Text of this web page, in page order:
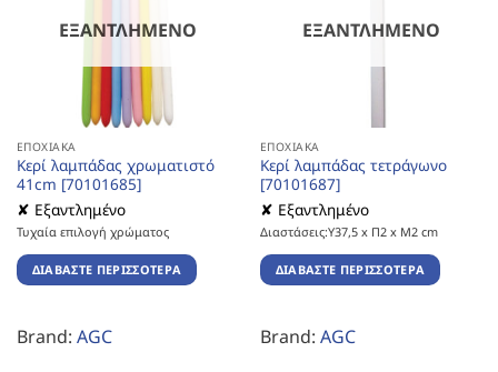
ΕΞΑΝΤΛΗΜΈΝΟ
ΕΠΟΧΙΑΚΆ
Κερί λαμπάδας χρωματιστό
41cm [70101685]
✘ Εξαντλημένο
Τυχαία επιλογή χρώματος
ΔΙΑΒΆΣΤΕ ΠΕΡΙΣΣΌΤΕΡΑ
Brand: AGC
ΕΞΑΝΤΛΗΜΈΝΟ
ΕΠΟΧΙΑΚΆ
Κερί λαμπάδας τετράγωνο
[70101687]
✘ Εξαντλημένο
Διαστάσεις:Υ37,5 x Π2 x Μ2 cm
ΔΙΑΒΆΣΤΕ ΠΕΡΙΣΣΌΤΕΡΑ
Brand: AGC